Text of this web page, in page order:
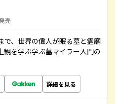
売
で、世界の偉人が眠る墓と霊廟
観を学ぶ学ぶ墓マイラー入門の
詳細を見る